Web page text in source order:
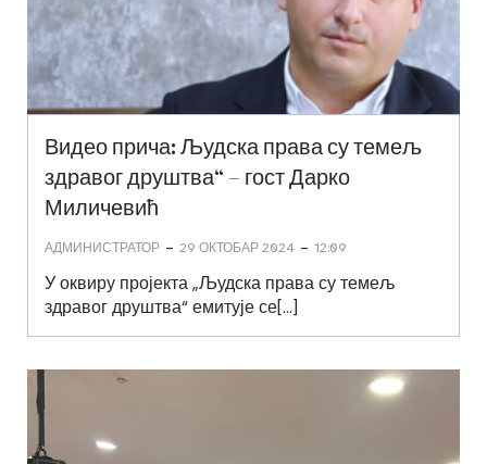
Видео прича: Људска права су темељ
здравог друштва“ – гост Дарко
Миличевић
АДМИНИСТРАТОР - 29 ОКТОБАР 2024 - 12:09
У оквиру пројекта „Људска права су темељ
здравог друштва“ емитује се[…]